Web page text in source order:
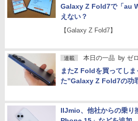
Galaxy Z Fold7で「au
えない？
【Galaxy Z Fold7】
連載 本日の一品 by ゼ
またZ Foldを買ってし
た”Galaxy Z Fold7の功
IIJmio、他社からの乗り